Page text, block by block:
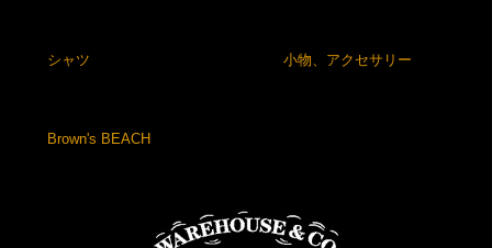
シャツ 小物、アクセサリー
Brown's BEACH